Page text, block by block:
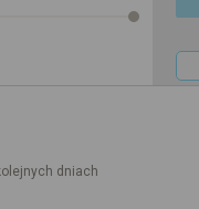
dniach